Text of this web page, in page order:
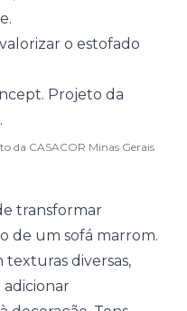
o estofado
da CASACOR Minas Gerais
transformar
de um sofá marrom.
texturas diversas,
adicionar